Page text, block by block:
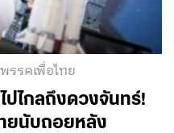
รรคเพื่อไทย
ปไกลถึงดวงจันทร์!
ยนับถอยหลัง